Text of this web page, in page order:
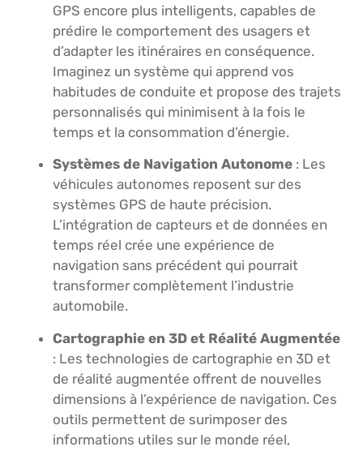
GPS encore plus intelligents, capables de
prédire le comportement des usagers et
d’adapter les itinéraires en conséquence.
Imaginez un système qui apprend vos
habitudes de conduite et propose des trajets
personnalisés qui minimisent à la fois le
temps et la consommation d’énergie.
Systèmes de Navigation Autonome : Les
véhicules autonomes reposent sur des
systèmes GPS de haute précision.
L’intégration de capteurs et de données en
temps réel crée une expérience de
navigation sans précédent qui pourrait
transformer complètement l’industrie
automobile.
Cartographie en 3D et Réalité Augmentée
: Les technologies de cartographie en 3D et
de réalité augmentée offrent de nouvelles
dimensions à l’expérience de navigation. Ces
outils permettent de surimposer des
informations utiles sur le monde réel,